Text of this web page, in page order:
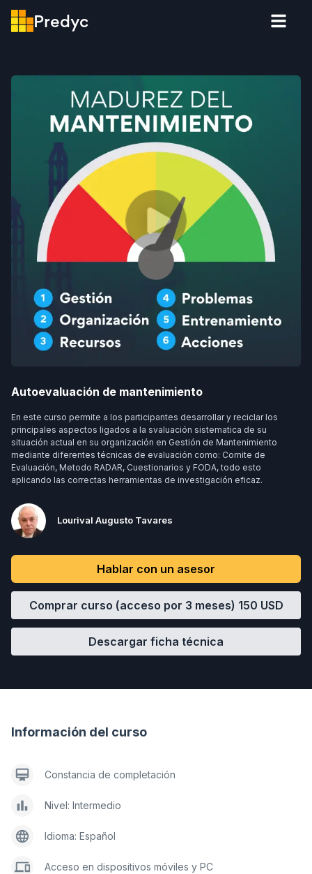
Predyc
Autoevaluación de mantenimiento
En este curso permite a los participantes desarrollar y reciclar los
principales aspectos ligados a la svaluación sistematica de su
situación actual en su organización en Gestión de Mantenimiento
mediante diferentes técnicas de evaluación como: Comite de
Evaluación, Metodo RADAR, Cuestionarios y FODA, todo esto
aplicando las correctas herramientas de investigación eficaz.
Lourival Augusto Tavares
Hablar con un asesor
Comprar curso (acceso por 3 meses) 150 USD
Descargar ficha técnica
Información del curso
Constancia de completación
Nivel: Intermedio
Idioma: Español
Acceso en dispositivos móviles y PC